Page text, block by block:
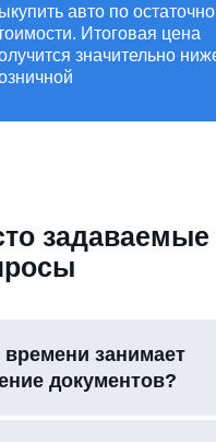
авто по
Итоговая цена
значительно
задаваемые
занимает
документов?